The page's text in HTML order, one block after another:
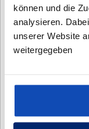
können und die
analysieren.
unserer Website
weitergegeben
wir ein
alle Kosten
auf Wunsch
Baunebenkosten.
Nach Klärung
unterzeichnet.